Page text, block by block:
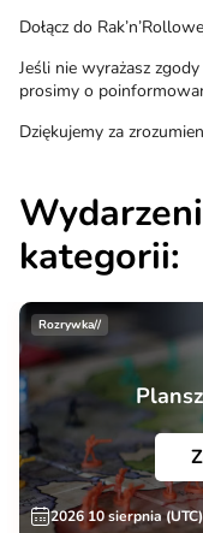
Dołącz do
Jeśli nie wyrażasz
prosimy o
Dziękujemy za
kategorii:
Rozrywka//
2026 10 sierpnia (UTC)